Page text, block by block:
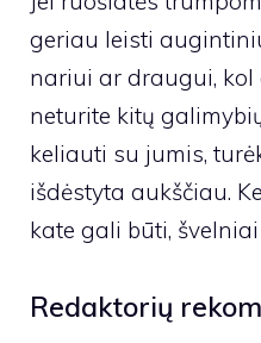
geriau leisti
nariui ar draugui, kol
neturite kitų
keliauti su jumis,
išdėstyta aukščiau.
kate gali būti,
Redaktorių